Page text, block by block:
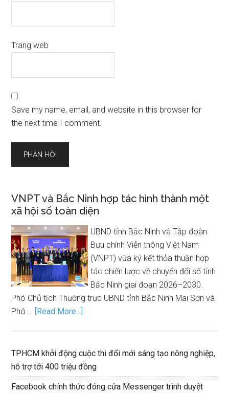
Trang web
Save my name, email, and website in this browser for
the next time I comment.
VNPT và Bắc Ninh hợp tác hình thành một
xã hội số toàn diện
UBND tỉnh Bắc Ninh và Tập đoàn
Bưu chính Viễn thông Việt Nam
(VNPT) vừa ký kết thỏa thuận hợp
tác chiến lược về chuyển đổi số tỉnh
Bắc Ninh giai đoạn 2026–2030.
Phó Chủ tịch Thường trực UBND tỉnh Bắc Ninh Mai Sơn và
Phó …
[Read More...]
TPHCM khởi động cuộc thi đổi mới sáng tạo nông nghiệp,
hỗ trợ tới 400 triệu đồng
Facebook chính thức đóng cửa Messenger trình duyệt